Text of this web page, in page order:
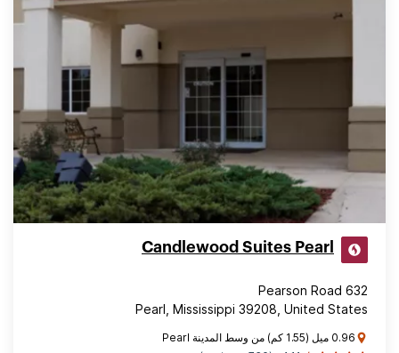
Candlewood Suites Pearl
632 Pearson Road
Pearl, Mississippi 39208, United States
0.96 ميل (1.55 كم) من وسط المدينة Pearl